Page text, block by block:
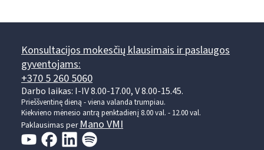
Konsultacijos mokesčių klausimais ir paslaugos
gyventojams:
+370 5 260 5060
Darbo laikas: I-IV 8.00-17.00, V 8.00-15.45.
Prieššventinę dieną - viena valanda trumpiau.
Kiekvieno mėnesio antrą penktadienį 8.00 val. - 12.00 val.
Paklausimas per Mano VMI